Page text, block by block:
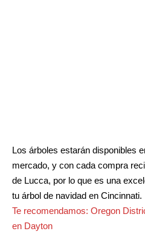
Los árboles estarán disponibles
mercado, y con cada compra
de Lucca, por lo que es una
tu árbol de navidad en Cincinnati.
Te recomendamos: Oregon
en Dayton